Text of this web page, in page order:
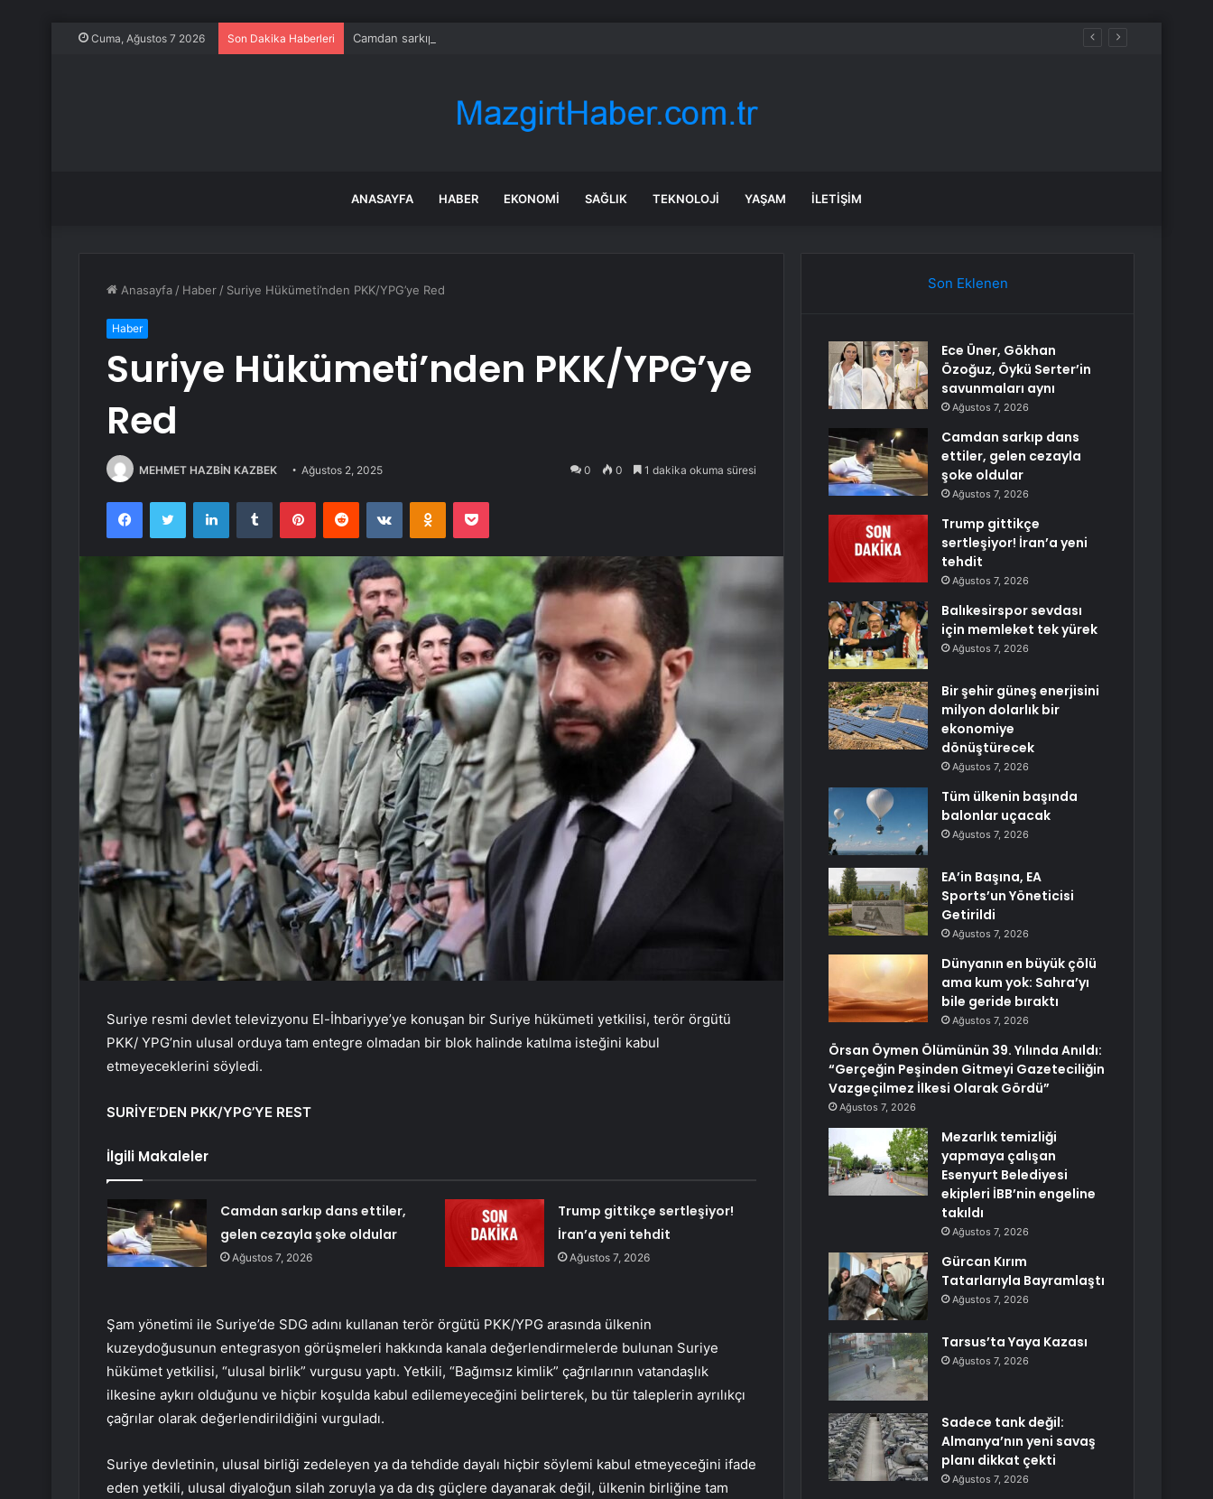
Cuma, Ağustos 7 2026 Son Dakika Haberleri Camdan sarkıp dans ettiler, gelen cezayla şoke oldular
ANASAYFA HABER EKONOMI SAĞLIK TEKNOLOJI YAŞAM İLETIŞIM
Anasayfa / Haber / Suriye Hükümeti’nden PKK/YPG’ye Red
Haber
Suriye Hükümeti’nden PKK/YPG’ye
Red
MEHMET HAZBİN KAZBEK Ağustos 2, 2025 0 0 1 dakika okuma süresi
FacebookTwitter LinkedInTumblr PinterestReddit VKontakteOdnoklassniki
Pocket
Suriye resmi devlet televizyonu El-İhbariyye’ye konuşan bir Suriye hükümeti yetkilisi, terör örgütü
PKK/ YPG’nin ulusal orduya tam entegre olmadan bir blok halinde katılma isteğini kabul
etmeyeceklerini söyledi.
SURİYE’DEN PKK/YPG’YE REST
İlgili Makaleler
Camdan sarkıp dans ettiler,
gelen cezayla şoke oldular
Ağustos 7, 2026
Trump gittikçe sertleşiyor!
İran’a yeni tehdit
Ağustos 7, 2026
Şam yönetimi ile Suriye’de SDG adını kullanan terör örgütü PKK/YPG arasında ülkenin
kuzeydoğusunun entegrasyon görüşmeleri hakkında kanala değerlendirmelerde bulunan Suriye
hükümet yetkilisi, “ulusal birlik” vurgusu yaptı. Yetkili, “Bağımsız kimlik” çağrılarının vatandaşlık
ilkesine aykırı olduğunu ve hiçbir koşulda kabul edilemeyeceğini belirterek, bu tür taleplerin ayrılıkçı
çağrılar olarak değerlendirildiğini vurguladı.
Suriye devletinin, ulusal birliği zedeleyen ya da tehdide dayalı hiçbir söylemi kabul etmeyeceğini ifade
eden yetkili, ulusal diyaloğun silah zoruyla ya da dış güçlere dayanarak değil, ülkenin birliğine tam
Son Eklenen
Ece Üner, Gökhan
Özoğuz, Öykü Serter’in
savunmaları aynı
Ağustos 7, 2026
Camdan sarkıp dans
ettiler, gelen cezayla
şoke oldular
Ağustos 7, 2026
Trump gittikçe
sertleşiyor! İran’a yeni
tehdit
Ağustos 7, 2026
Balıkesirspor sevdası
için memleket tek yürek
Ağustos 7, 2026
Bir şehir güneş enerjisini
milyon dolarlık bir
ekonomiye
dönüştürecek
Ağustos 7, 2026
Tüm ülkenin başında
balonlar uçacak
Ağustos 7, 2026
EA’in Başına, EA
Sports’un Yöneticisi
Getirildi
Ağustos 7, 2026
Dünyanın en büyük çölü
ama kum yok: Sahra’yı
bile geride bıraktı
Ağustos 7, 2026
Örsan Öymen Ölümünün 39. Yılında Anıldı:
“Gerçeğin Peşinden Gitmeyi Gazeteciliğin
Vazgeçilmez İlkesi Olarak Gördü”
Ağustos 7, 2026
Mezarlık temizliği
yapmaya çalışan
Esenyurt Belediyesi
ekipleri İBB’nin engeline
takıldı
Ağustos 7, 2026
Gürcan Kırım
Tatarlarıyla Bayramlaştı
Ağustos 7, 2026
Tarsus’ta Yaya Kazası
Ağustos 7, 2026
Sadece tank değil:
Almanya’nın yeni savaş
planı dikkat çekti
Ağustos 7, 2026